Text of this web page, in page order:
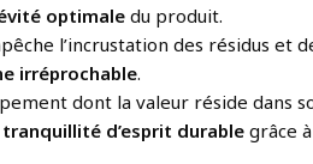
optimaledu produit.
l’incrustation des résidus et
irréprochable.
dont la valeur réside dans
tranquillité d’esprit durable grâce